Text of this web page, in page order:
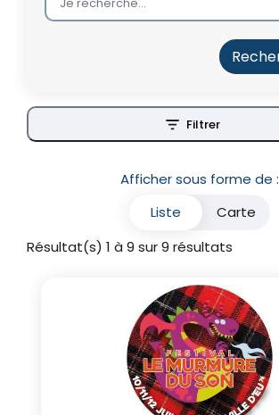
Filtrer
Résultat(s) 1 à 9 sur 9 résultats
Afficher sous forme de :
Liste
Carte